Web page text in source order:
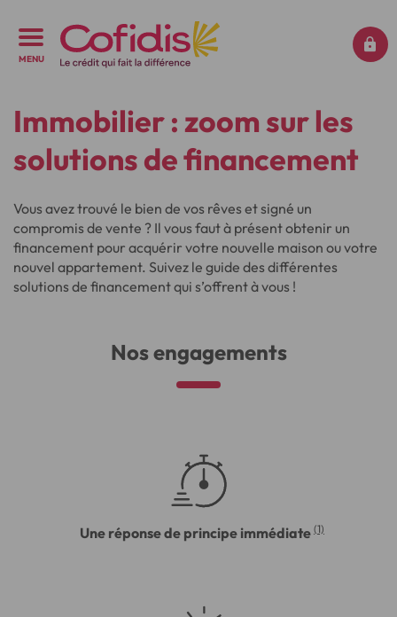
MENU
Immobilier : zoom sur les
solutions de financement
Vous avez trouvé le bien de vos rêves et signé un
compromis de vente ? Il vous faut à présent obtenir un
financement pour acquérir votre nouvelle maison ou votre
nouvel appartement. Suivez le guide des différentes
solutions de financement qui s’offrent à vous !
Nos engagements
Une réponse de principe immédiate (1)